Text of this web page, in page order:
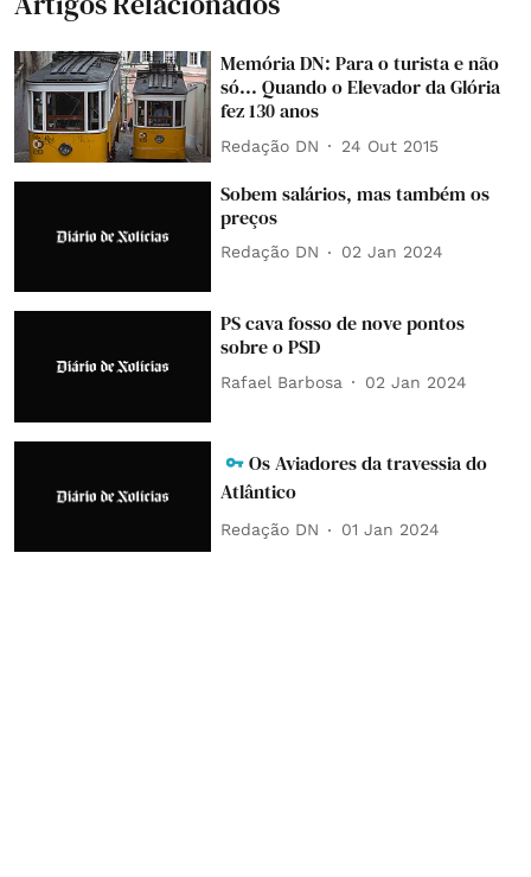
Memória DN: Para o turista e não
só... Quando o Elevador da Glória
fez 130 anos
Redação DN 24 Out 2015
Sobem salários, mas também os
preços
Redação DN 02 Jan 2024
PS cava fosso de nove pontos
sobre o PSD
Rafael Barbosa 02 Jan 2024
Os Aviadores da travessia do
Atlântico
Redação DN 01 Jan 2024